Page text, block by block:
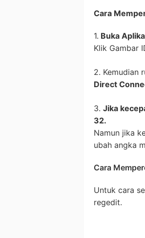
Cara
1. Buka
Klik Gambar
2. Kemudian
Direct
3. Jika
32.
Namun jika
ubah angka
Cara
Untuk cara
regedit.